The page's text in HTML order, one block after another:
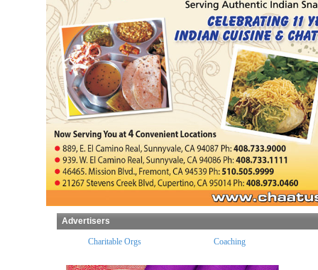
Advertisers
Charitable Orgs Coaching